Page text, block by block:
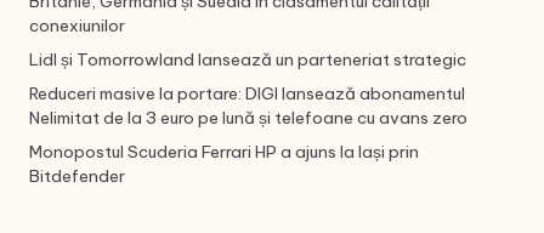
conexiunilor
Lidl și Tomorrowland lansează un parteneriat strategic
Reduceri masive la portare: DIGI lansează abonamentul
Nelimitat de la 3 euro pe lună și telefoane cu avans zero
Monopostul Scuderia Ferrari HP a ajuns la Iași prin
Bitdefender